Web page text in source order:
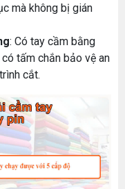
mà không bị gián
: Có tay cầm bằng
tấm chắn bảo vệ an
cắt.